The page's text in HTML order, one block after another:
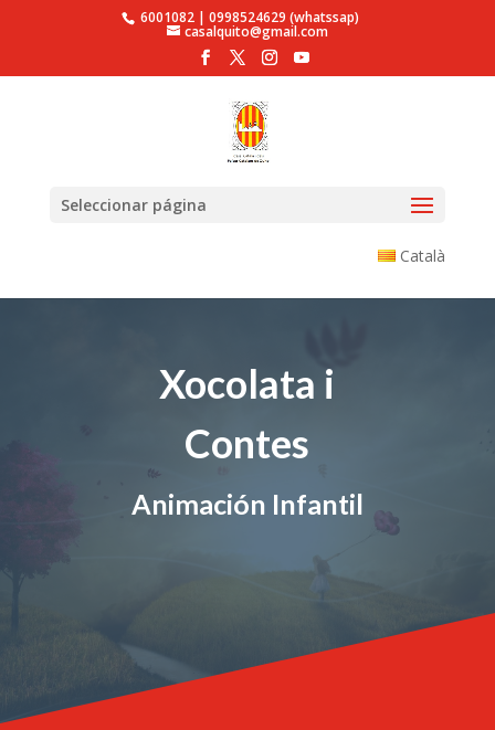
6001082 | 0998524629 (whatssap)
casalquito@gmail.com
Seleccionar página
Català
Xocolata i
Contes
Animación Infantil